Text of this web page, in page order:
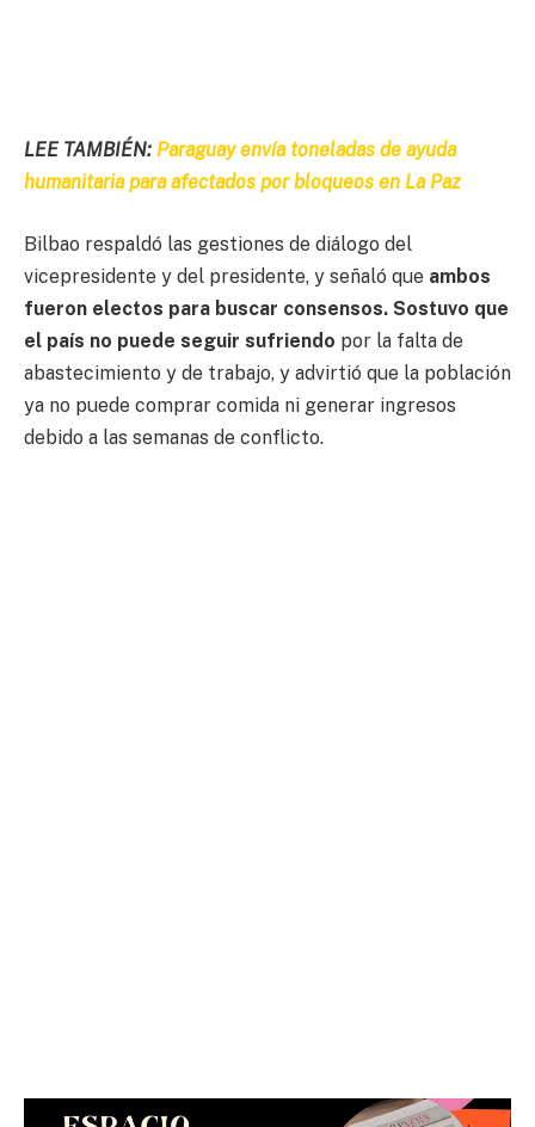
LEE TAMBIÉN: Paraguay envía toneladas de ayuda
humanitaria para afectados por bloqueos en La Paz
Bilbao respaldó las gestiones de diálogo del
vicepresidente y del presidente, y señaló que ambos
fueron electos para buscar consensos. Sostuvo que
el país no puede seguir sufriendo por la falta de
abastecimiento y de trabajo, y advirtió que la población
ya no puede comprar comida ni generar ingresos
debido a las semanas de conflicto.